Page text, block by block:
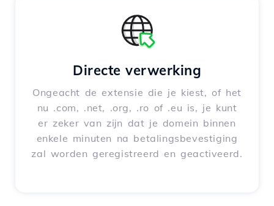
Directe verwerking
Ongeacht de extensie die je kiest, of het
nu .com, .net, .org, .ro of .eu is, je kunt
er zeker van zijn dat je domein binnen
enkele minuten na betalingsbevestiging
zal worden geregistreerd en geactiveerd.